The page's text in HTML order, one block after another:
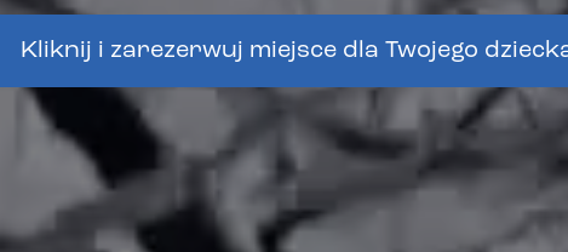
Kliknij i zarezerwuj miejsce dla Twojego